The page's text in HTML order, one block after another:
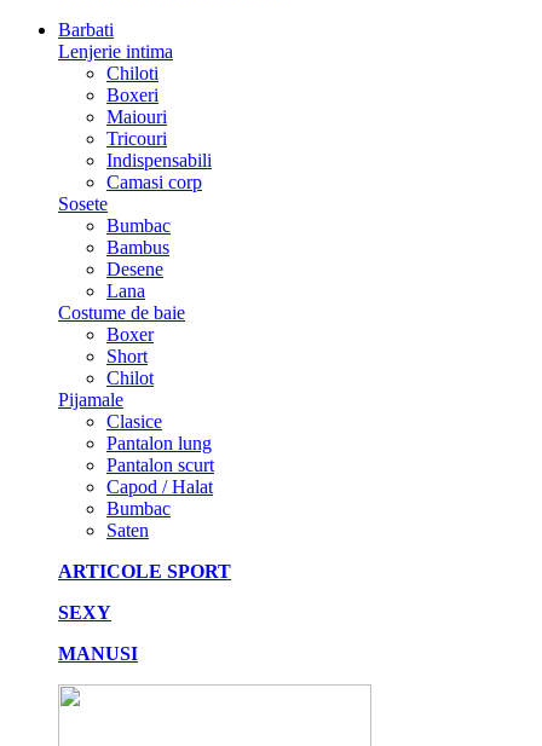
Barbati
Lenjerie intima
Chiloti
Boxeri
Maiouri
Tricouri
Indispensabili
Camasi corp
Sosete
Bumbac
Bambus
Desene
Lana
Costume de baie
Boxer
Short
Chilot
Pijamale
Clasice
Pantalon lung
Pantalon scurt
Capod / Halat
Bumbac
Saten
ARTICOLE SPORT
SEXY
MANUSI